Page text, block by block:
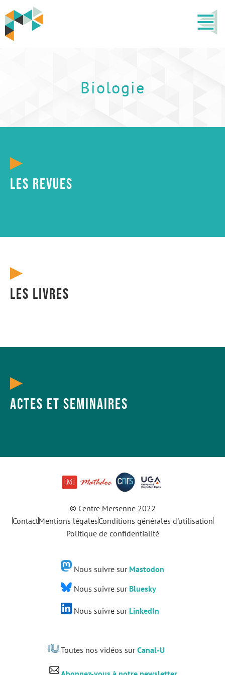
Biologie
Les revues
Les livres
Actes et seminaires
© Centre Mersenne 2022
ContactMentions légalesConditions générales d'utilisation
Politique de confidentialité
Nous suivre sur Mastodon
Nous suivre sur Bluesky
Nous suivre sur LinkedIn
Toutes nos vidéos surCanal-U